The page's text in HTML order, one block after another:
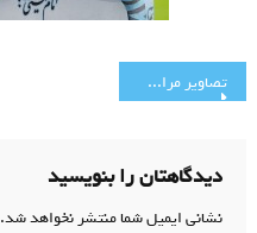
راهبریتصاویر مراسم اربعین حسینی
دیدگاهتان را بنویسید
نشانی ایمیل شما منتشر نخواهد شد.